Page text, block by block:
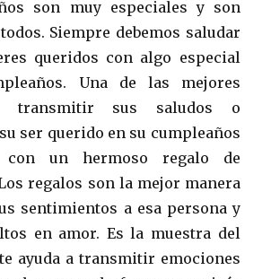
son muy especiales y son
Siempre debemos saludar
queridos con algo especial
Una de las mejores
transmitir sus saludos o
ser querido en su cumpleaños
con un hermoso regalo de
regalos son la mejor manera
sentimientos a esa persona y
en amor. Es la muestra del
ayuda a transmitir emociones